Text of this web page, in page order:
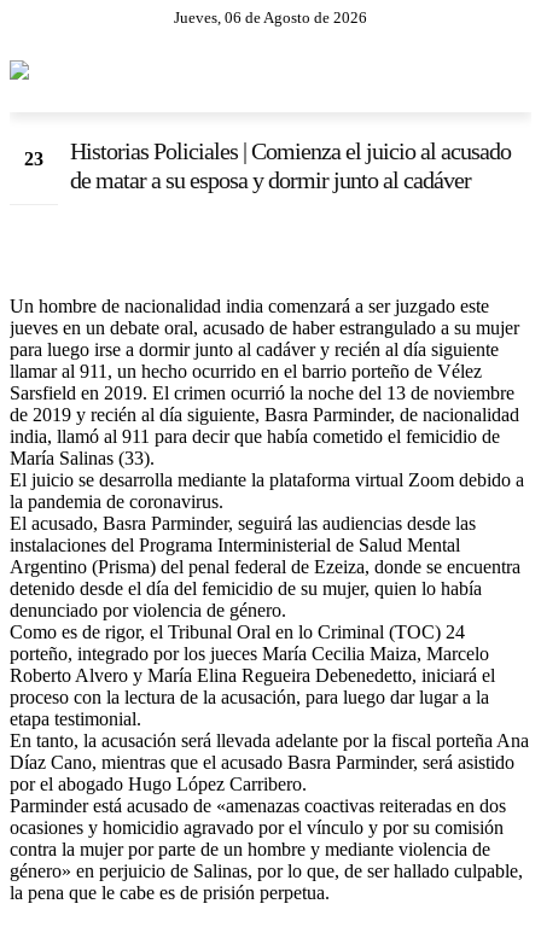
Jueves, 06 de Agosto de 2026
23
Historias Policiales | Comienza el juicio al acusado
de matar a su esposa y dormir junto al cadáver
Un hombre de nacionalidad india comenzará a ser juzgado este
jueves en un debate oral, acusado de haber estrangulado a su mujer
para luego irse a dormir junto al cadáver y recién al día siguiente
llamar al 911, un hecho ocurrido en el barrio porteño de Vélez
Sarsfield en 2019. El crimen ocurrió la noche del 13 de noviembre
de 2019 y recién al día siguiente, Basra Parminder, de nacionalidad
india, llamó al 911 para decir que había cometido el femicidio de
María Salinas (33).
El juicio se desarrolla mediante la plataforma virtual Zoom debido a
la pandemia de coronavirus.
El acusado, Basra Parminder, seguirá las audiencias desde las
instalaciones del Programa Interministerial de Salud Mental
Argentino (Prisma) del penal federal de Ezeiza, donde se encuentra
detenido desde el día del femicidio de su mujer, quien lo había
denunciado por violencia de género.
Como es de rigor, el Tribunal Oral en lo Criminal (TOC) 24
porteño, integrado por los jueces María Cecilia Maiza, Marcelo
Roberto Alvero y María Elina Regueira Debenedetto, iniciará el
proceso con la lectura de la acusación, para luego dar lugar a la
etapa testimonial.
En tanto, la acusación será llevada adelante por la fiscal porteña Ana
Díaz Cano, mientras que el acusado Basra Parminder, será asistido
por el abogado Hugo López Carribero.
Parminder está acusado de «amenazas coactivas reiteradas en dos
ocasiones y homicidio agravado por el vínculo y por su comisión
contra la mujer por parte de un hombre y mediante violencia de
género» en perjuicio de Salinas, por lo que, de ser hallado culpable,
la pena que le cabe es de prisión perpetua.